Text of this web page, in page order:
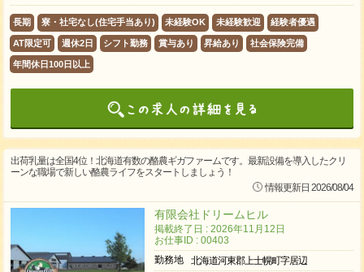
長期 寮・社宅なし(住宅手当あり) 未経験OK 未経験歓迎 経験者優遇
AT限定可 週休2日 シフト勤務 賞与あり 昇給あり 社会保険完備
年間休日100日以上
出荷乳量は全国4位！北海道有数の酪農ギガファームです。最新設備を導入したクリ
ーンな職場で新しい酪農ライフをスタートしましょう！
情報更新日 2026/08/04
有限会社ドリームヒル
掲載終了日 : 2026年11月12日
お仕事ID : 00403
勤務地
北海道河東郡上士幌町字居辺